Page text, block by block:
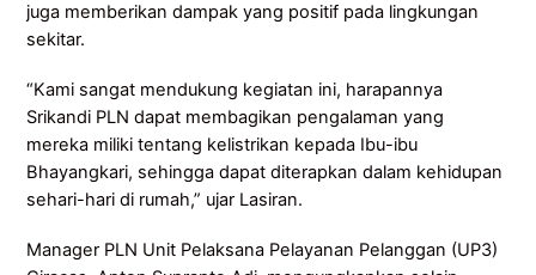
juga memberikan dampak yang positif pada lingkungan
sekitar.
“Kami sangat mendukung kegiatan ini, harapannya
Srikandi PLN dapat membagikan pengalaman yang
mereka miliki tentang kelistrikan kepada Ibu-ibu
Bhayangkari, sehingga dapat diterapkan dalam kehidupan
sehari-hari di rumah,” ujar Lasiran.
Manager PLN Unit Pelaksana Pelayanan Pelanggan (UP3)